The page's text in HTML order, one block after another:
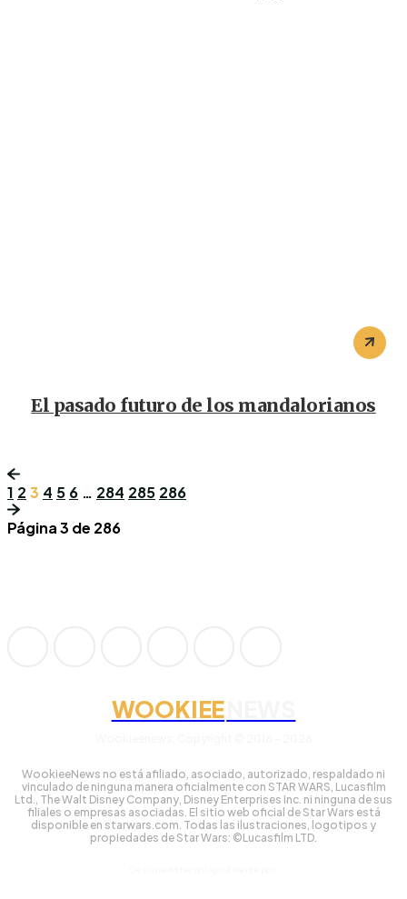
El pasado futuro de los mandalorianos
1 2 3 4 5 6 … 284 285 286
Página 3 de 286
WOOKIEE
WookieeNews no está afiliado, asociado, autorizado, respaldado ni
vinculado de ninguna manera oficialmente con STAR WARS, Lucasfilm
Ltd., The Walt Disney Company, Disney Enterprises Inc. ni ninguna de sus
filiales o empresas asociadas. El sitio web oficial de Star Wars está
disponible en starwars.com. Todas las ilustraciones, logotipos y
propiedades de Star Wars: ©Lucasfilm LTD.